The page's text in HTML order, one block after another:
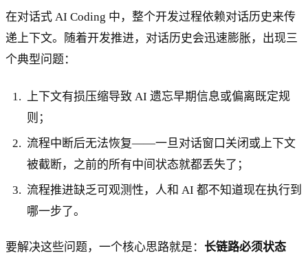
在对话式 AI Coding 中，整个开发过程依赖对话历史来传
递上下文。随着开发推进，对话历史会迅速膨胀，出现三
个典型问题：
上下文有损压缩导致 AI 遗忘早期信息或偏离既定规
则；
流程中断后无法恢复——一旦对话窗口关闭或上下文
被截断，之前的所有中间状态就都丢失了；
流程推进缺乏可观测性，人和 AI 都不知道现在执行到
哪一步了。
要解决这些问题，一个核心思路就是： 长链路必须状态